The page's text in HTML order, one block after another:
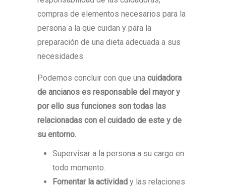
compras de elementos necesarios para la
persona a la que cuidan y para la
preparación de una dieta adecuada a sus
necesidades.
Podemos concluir con que una cuidadora
de ancianos es responsable del mayor y
por ello sus funciones son todas las
relacionadas con el cuidado de este y de
su entorno.
Supervisar a la persona a su cargo en
todo momento.
Fomentar la actividad y las relaciones